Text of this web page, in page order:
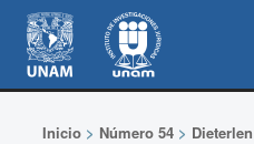
Inicio> Número 54> Dieterlen